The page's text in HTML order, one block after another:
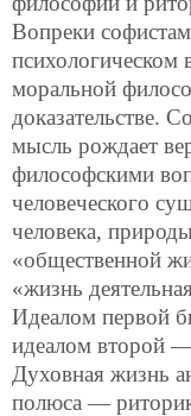
Вопреки
психологическом
моральной
доказательстве.
мысль рождает
философскими
человеческого
человека,
«общественной
«жизнь
Идеалом первой
идеалом второй
Духовная жизнь
полюса —